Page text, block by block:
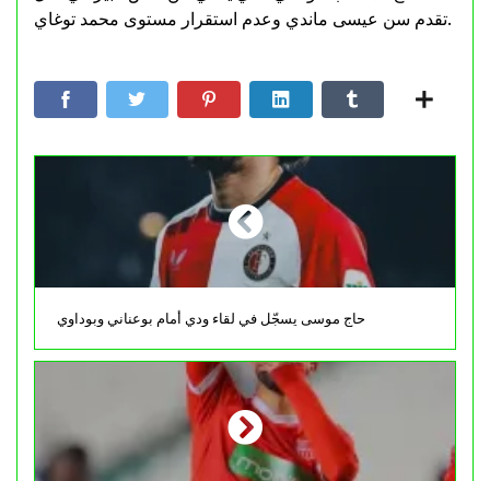
تقدم سن عيسى ماندي وعدم استقرار مستوى محمد توغاي.
حاج موسى يسجّل في لقاء ودي أمام بوعناني وبوداوي